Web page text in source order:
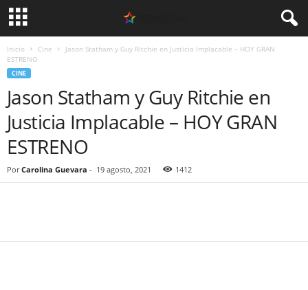
Inicio Cine
Jason Statham y Guy Ritchie en Justicia Implacable – HOY GRAN
ESTRENO
CINE
Jason Statham y Guy Ritchie en
Justicia Implacable – HOY GRAN
ESTRENO
Por Carolina Guevara - 19 agosto, 2021 1412